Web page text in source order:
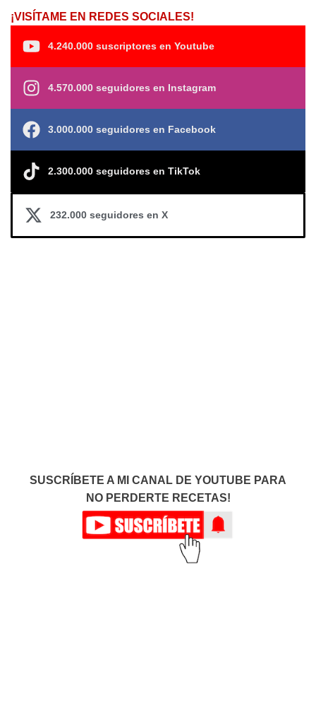
¡VISÍTAME EN REDES SOCIALES!
4.240.000 suscriptores en Youtube
4.570.000 seguidores en Instagram
3.000.000 seguidores en Facebook
2.300.000 seguidores en TikTok
232.000 seguidores en X
SUSCRÍBETE A MI CANAL DE YOUTUBE PARA
NO PERDERTE RECETAS!